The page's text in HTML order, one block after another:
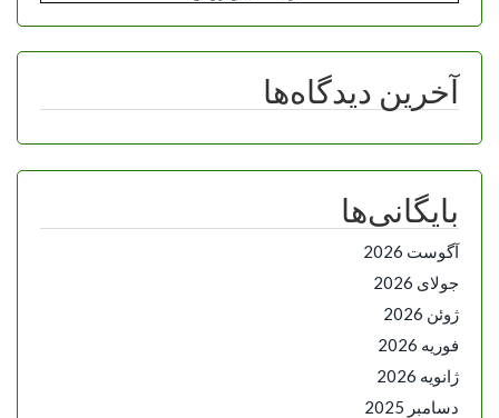
آخرین دیدگاه‌ها
بایگانی‌ها
آگوست 2026
جولای 2026
ژوئن 2026
فوریه 2026
ژانویه 2026
دسامبر 2025